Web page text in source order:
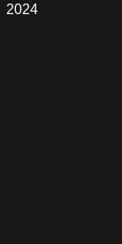
2024